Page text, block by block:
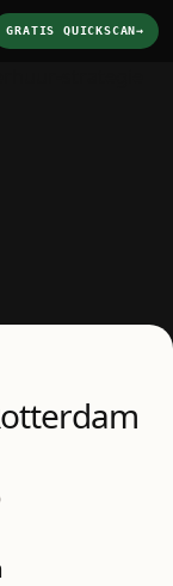
GRATIS QUICKSCAN→